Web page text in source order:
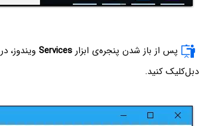
پس از باز شدن پنجره‌ی ابزارServices
دبل‌کلیک کنید.